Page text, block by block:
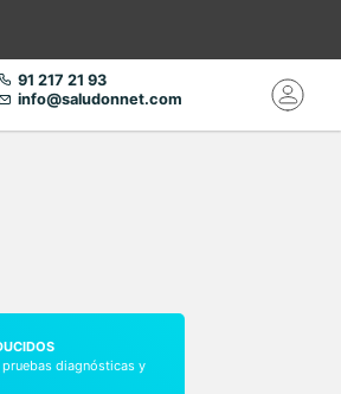
91 217 21 93
info@saludonnet.com
pruebas diagnósticas y